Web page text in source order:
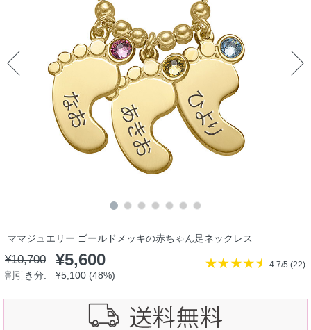
ママジュエリー ゴールドメッキの赤ちゃん足ネックレス
¥10,700 ¥5,600
割引き分: ¥5,100 (48%)
4.7/5 (22)